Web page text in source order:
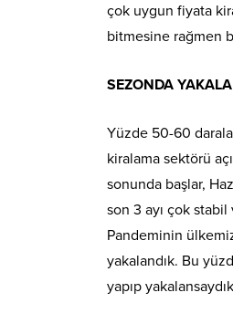
çok uygun fiyata
bitmesine rağmen
SEZONDA
Yüzde 50-60
kiralama sektörü
sonunda başlar,
son 3 ayı çok
Pandeminin
yakalandık. Bu
yapıp